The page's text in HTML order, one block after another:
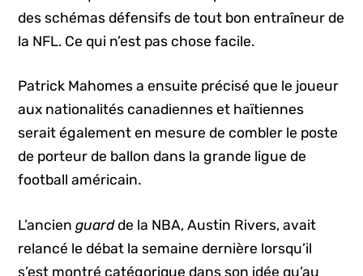
des schémas défensifs de tout bon entraîneur de
la NFL. Ce qui n’est pas chose facile.
Patrick Mahomes a ensuite précisé que le joueur
aux nationalités canadiennes et haïtiennes
serait également en mesure de combler le poste
de porteur de ballon dans la grande ligue de
football américain.
L’ancienguardde la NBA, Austin Rivers, avait
relancé le débat la semaine dernière lorsqu’il
s’est montré catégorique dans son idée qu’au